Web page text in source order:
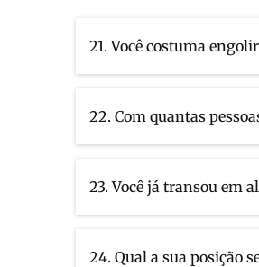
21. Você costuma
22. Com quantas
23. Você já transou em
24. Qual a sua posição